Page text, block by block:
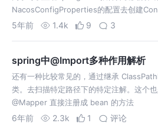
NacosConfigProperties的配置去创建
null和锁保证只初始化一次，继续看Nac…
5年前 1.4k 9 3
spring中@Import多种作用解析
还有一种比较常见的，通过继承
类。去扫描特定路径下的特定注解。这个
@Mapper 直接注册成 bean 的方法
6年前 2.3k 1 评论